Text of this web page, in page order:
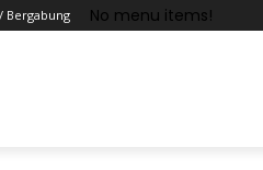
Bergabung No menu items!